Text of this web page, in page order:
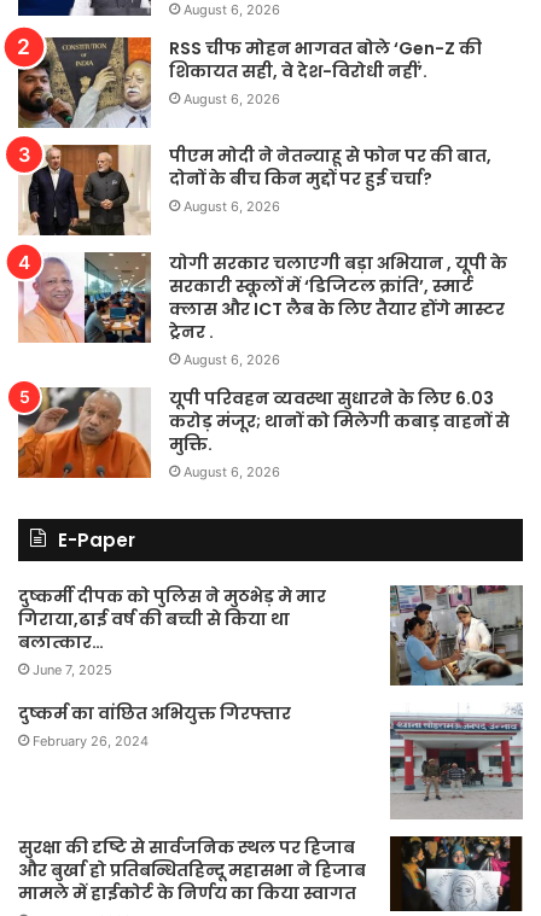
August 6, 2026
RSS चीफ मोहन भागवत बोले ‘Gen-Z की
शिकायत सही, वे देश-विरोधी नहीं’.
August 6, 2026
पीएम मोदी ने नेतन्याहू से फोन पर की बात,
दोनों के बीच किन मुद्दों पर हुई चर्चा?
August 6, 2026
योगी सरकार चलाएगी बड़ा अभियान , यूपी के
सरकारी स्कूलों में ‘डिजिटल क्रांति’, स्मार्ट
क्लास और ICT लैब के लिए तैयार होंगे मास्टर
ट्रेनर .
August 6, 2026
यूपी परिवहन व्यवस्था सुधारने के लिए 6.03
करोड़ मंजूर; थानों को मिलेगी कबाड़ वाहनों से
मुक्ति.
August 6, 2026
E-Paper
दुष्कर्मी दीपक को पुलिस ने मुठभेड़ मे मार
गिराया,ढाई वर्ष की बच्ची से किया था
बलात्कार…
June 7, 2025
दुष्कर्म का वांछित अभियुक्त गिरफ्तार
February 26, 2024
सुरक्षा की दृष्टि से सार्वजनिक स्थल पर हिजाब
और बुर्खा हो प्रतिबन्धितहिन्दू महासभा ने हिजाब
मामले में हाईकोर्ट के निर्णय का किया स्वागत